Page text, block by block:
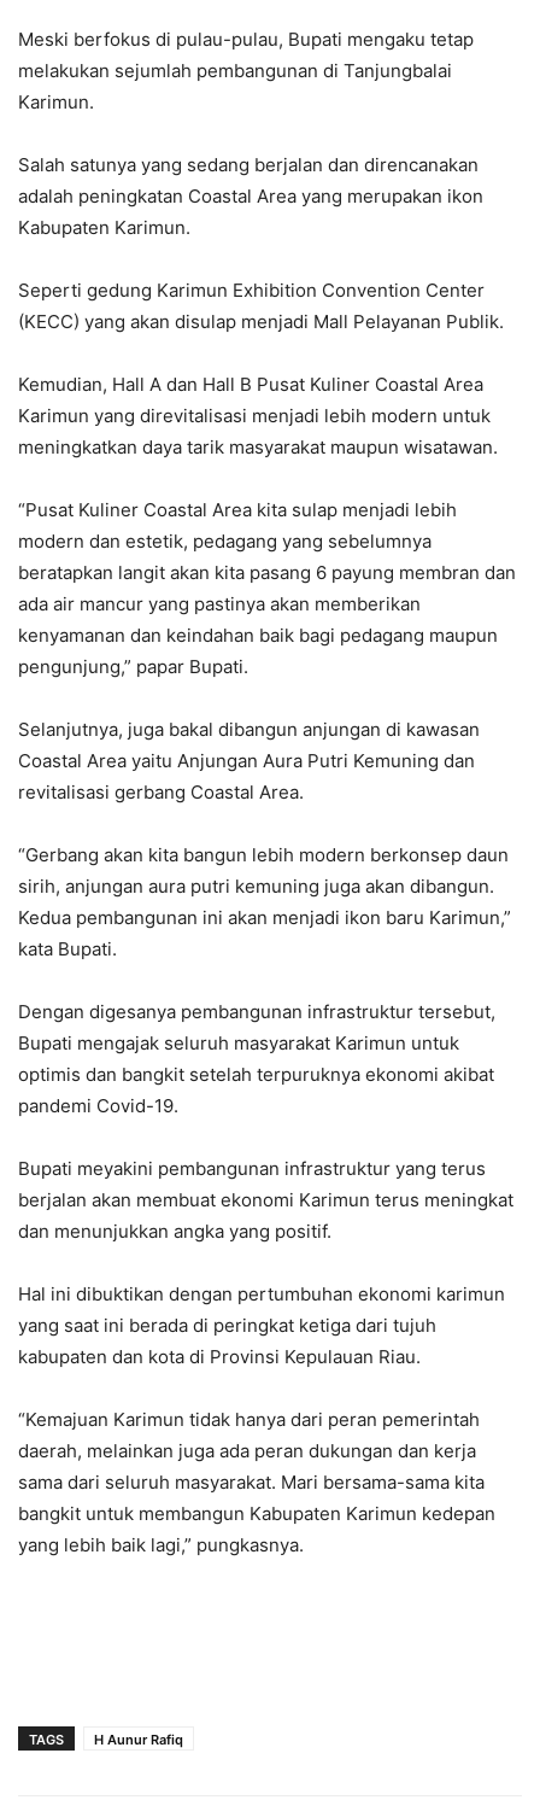
Meski berfokus di pulau-pulau, Bupati mengaku tetap
melakukan sejumlah pembangunan di Tanjungbalai
Karimun.
Salah satunya yang sedang berjalan dan direncanakan
adalah peningkatan Coastal Area yang merupakan ikon
Kabupaten Karimun.
Seperti gedung Karimun Exhibition Convention Center
(KECC) yang akan disulap menjadi Mall Pelayanan Publik.
Kemudian, Hall A dan Hall B Pusat Kuliner Coastal Area
Karimun yang direvitalisasi menjadi lebih modern untuk
meningkatkan daya tarik masyarakat maupun wisatawan.
“Pusat Kuliner Coastal Area kita sulap menjadi lebih
modern dan estetik, pedagang yang sebelumnya
beratapkan langit akan kita pasang 6 payung membran dan
ada air mancur yang pastinya akan memberikan
kenyamanan dan keindahan baik bagi pedagang maupun
pengunjung,” papar Bupati.
Selanjutnya, juga bakal dibangun anjungan di kawasan
Coastal Area yaitu Anjungan Aura Putri Kemuning dan
revitalisasi gerbang Coastal Area.
“Gerbang akan kita bangun lebih modern berkonsep daun
sirih, anjungan aura putri kemuning juga akan dibangun.
Kedua pembangunan ini akan menjadi ikon baru Karimun,”
kata Bupati.
Dengan digesanya pembangunan infrastruktur tersebut,
Bupati mengajak seluruh masyarakat Karimun untuk
optimis dan bangkit setelah terpuruknya ekonomi akibat
pandemi Covid-19.
Bupati meyakini pembangunan infrastruktur yang terus
berjalan akan membuat ekonomi Karimun terus meningkat
dan menunjukkan angka yang positif.
Hal ini dibuktikan dengan pertumbuhan ekonomi karimun
yang saat ini berada di peringkat ketiga dari tujuh
kabupaten dan kota di Provinsi Kepulauan Riau.
“Kemajuan Karimun tidak hanya dari peran pemerintah
daerah, melainkan juga ada peran dukungan dan kerja
sama dari seluruh masyarakat. Mari bersama-sama kita
bangkit untuk membangun Kabupaten Karimun kedepan
yang lebih baik lagi,” pungkasnya.
TAGS H Aunur Rafiq